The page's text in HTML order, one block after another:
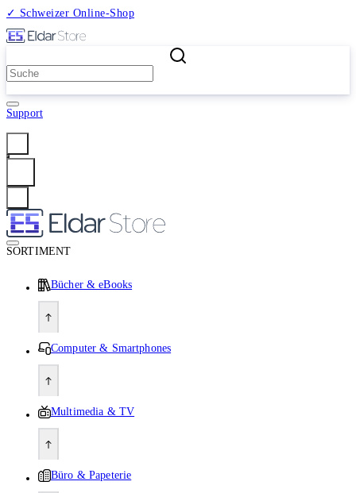
✓ Schweizer Online-Shop
Support
SORTIMENT
Bücher & eBooks
Computer & Smartphones
Multimedia & TV
Büro & Papeterie